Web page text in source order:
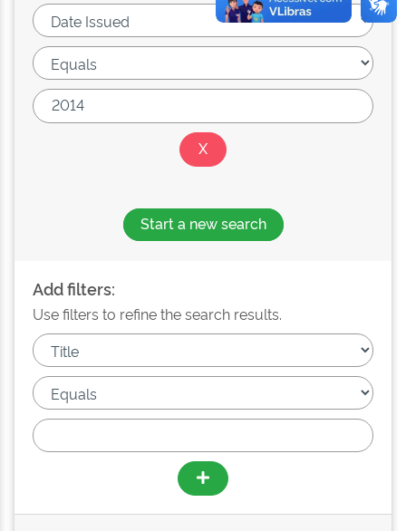
Start a new search
Add filters:
Use filters to refine the search results.